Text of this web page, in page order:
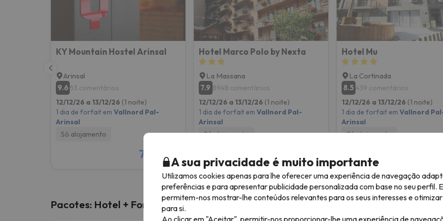
KY Mountain Hostel Arinsal
Arinsal
9.6 53 comentários
12/12/26 a 13/12/26 (1 noite)
1 dia de forfait em Vallnord Pal-
Arinsal
Só alojamento
79 €
Hotel Marco Polo by Nexta
La Massana
7.9 8948 comentários
12/12/26 a 13/12/26 (1 noite)
1 dia de forfait em Vallnord Pal-
Arinsal
Só alojamento
Hotel Mu
La Cortinada
8.5 439 comentários
12/12/26 a 13/12/26 (1 noite)
1 dia de forfait em Vallnord
Arinsal
Só alojamento
Pacotes: Hotel + Forfait
A sua privacidade é muito importante
Utilizamos cookies apenas para lhe oferecer uma experiência de navegação
preferências e para apresentar publicidade personalizada com base no seu perfil.
permitem-nos mostrar-lhe conteúdos relevantes para os seus interesses e
para si.
Ao clicar em "Aceitar", permitir-nos proporcionar-lhe uma experiência de